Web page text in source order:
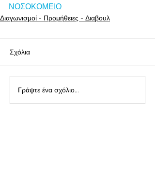
ΝΟΣΟΚΟΜΕΙΟ
Διαγωνισμοί - Προμήθειες - Διαβουλ
Σχόλια
Γράψτε ένα σχόλιο...